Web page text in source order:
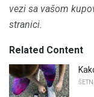
vezi sa vašom
stranici.
Related Content